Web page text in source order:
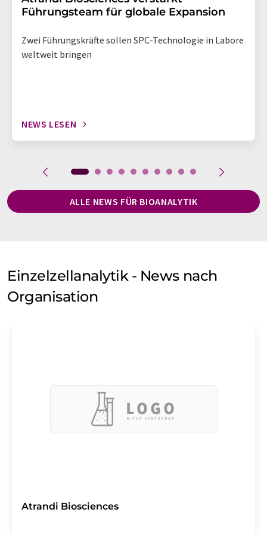
Führungsteam für globale Expansion
Zwei Führungskräfte sollen SPC-Technologie in Labore
weltweit bringen
NEWS LESEN
ALLE NEWS FÜR BIOANALYTIK
Einzelzellanalytik - News nach
Organisation
Atrandi Biosciences